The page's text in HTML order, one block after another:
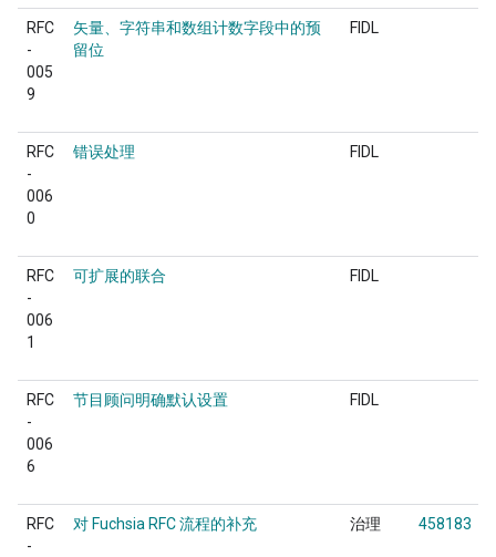
RFC
-
005
9
矢量、字符串和数组计数字段中的预
留位
FIDL
RFC
-
006
0
错误处理 FIDL
RFC
-
006
1
可扩展的联合 FIDL
RFC
-
006
6
节目顾问明确默认设置 FIDL
RFC
-
对 Fuchsia RFC 流程的补充 治理 458183